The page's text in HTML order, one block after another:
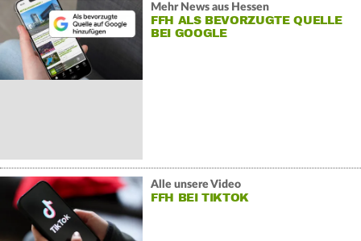
Mehr News aus Hessen
FFH ALS BEVORZUGTE QUELLE
BEI GOOGLE
Alle unsere Video
FFH BEI TIKTOK